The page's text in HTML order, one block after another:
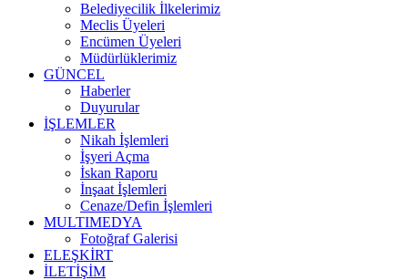
Belediyecilik İlkelerimiz
Meclis Üyeleri
Encümen Üyeleri
Müdürlüklerimiz
GÜNCEL
Haberler
Duyurular
İŞLEMLER
Nikah İşlemleri
İşyeri Açma
İskan Raporu
İnşaat İşlemleri
Cenaze/Defin İşlemleri
MULTIMEDYA
Fotoğraf Galerisi
ELEŞKİRT
İLETİŞİM